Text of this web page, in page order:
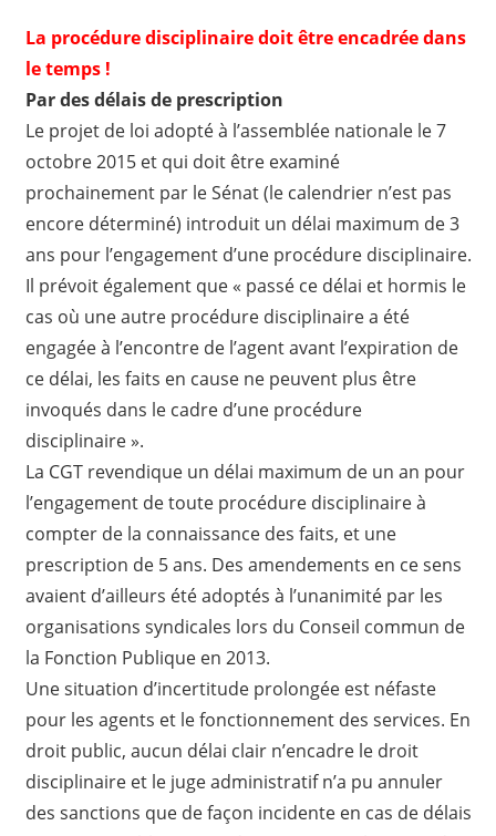
La procédure disciplinaire doit être encadrée dans
le temps !
Par des délais de prescription
Le projet de loi adopté à l’assemblée nationale le 7
octobre 2015 et qui doit être examiné
prochainement par le Sénat (le calendrier n’est pas
encore déterminé) introduit un délai maximum de 3
ans pour l’engagement d’une procédure disciplinaire.
Il prévoit également que « passé ce délai et hormis le
cas où une autre procédure disciplinaire a été
engagée à l’encontre de l’agent avant l’expiration de
ce délai, les faits en cause ne peuvent plus être
invoqués dans le cadre d’une procédure
disciplinaire ».
La CGT revendique un délai maximum de un an pour
l’engagement de toute procédure disciplinaire à
compter de la connaissance des faits, et une
prescription de 5 ans. Des amendements en ce sens
avaient d’ailleurs été adoptés à l’unanimité par les
organisations syndicales lors du Conseil commun de
la Fonction Publique en 2013.
Une situation d’incertitude prolongée est néfaste
pour les agents et le fonctionnement des services. En
droit public, aucun délai clair n’encadre le droit
disciplinaire et le juge administratif n’a pu annuler
des sanctions que de façon incidente en cas de délais